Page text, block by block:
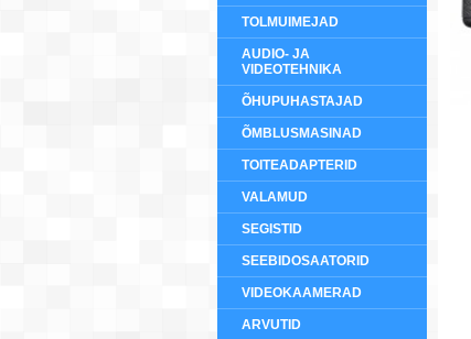
TOLMUIMEJAD
AUDIO- JA
VIDEOTEHNIKA
ÕHUPUHASTAJAD
ÕMBLUSMASINAD
TOITEADAPTERID
VALAMUD
SEGISTID
SEEBIDOSAATORID
VIDEOKAAMERAD
ARVUTID